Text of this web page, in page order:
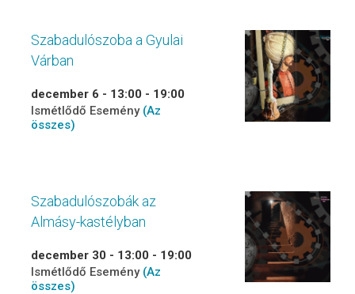
Szabadulószoba a Gyulai
Várban
december 6 - 13:00 - 19:00
Ismétlődő Esemény (Az
összes)
Szabadulószobák az
Almásy-kastélyban
december 30 - 13:00 - 19:00
Ismétlődő Esemény (Az
összes)